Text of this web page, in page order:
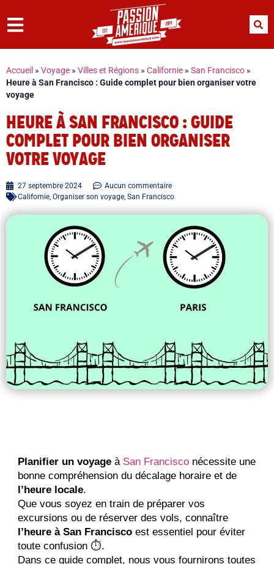
Accueil » Voyage » Villes et Régions » Californie » San Francisco »
Heure à San Francisco : Guide complet pour bien organiser votre
voyage
HEURE À SAN FRANCISCO : GUIDE
COMPLET POUR BIEN ORGANISER
VOTRE VOYAGE
27 septembre 2024
Aucun commentaire
Californie, Organiser son voyage, San Francisco
Planifier un voyage à San Francisco nécessite une
bonne compréhension du décalage horaire et de
l’heure locale.
Que vous soyez en train de préparer vos
excursions ou de réserver des vols, connaître
l’heure à San Francisco est essentiel pour éviter
toute confusion ⏱️.
Dans ce guide complet, nous vous fournirons toutes